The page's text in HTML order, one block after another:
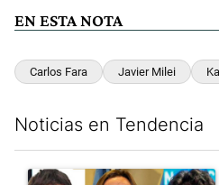
EN ESTA NOTA
Carlos Fara Javier Milei
Noticias en Tendencia
Un artículo de tendencia con el